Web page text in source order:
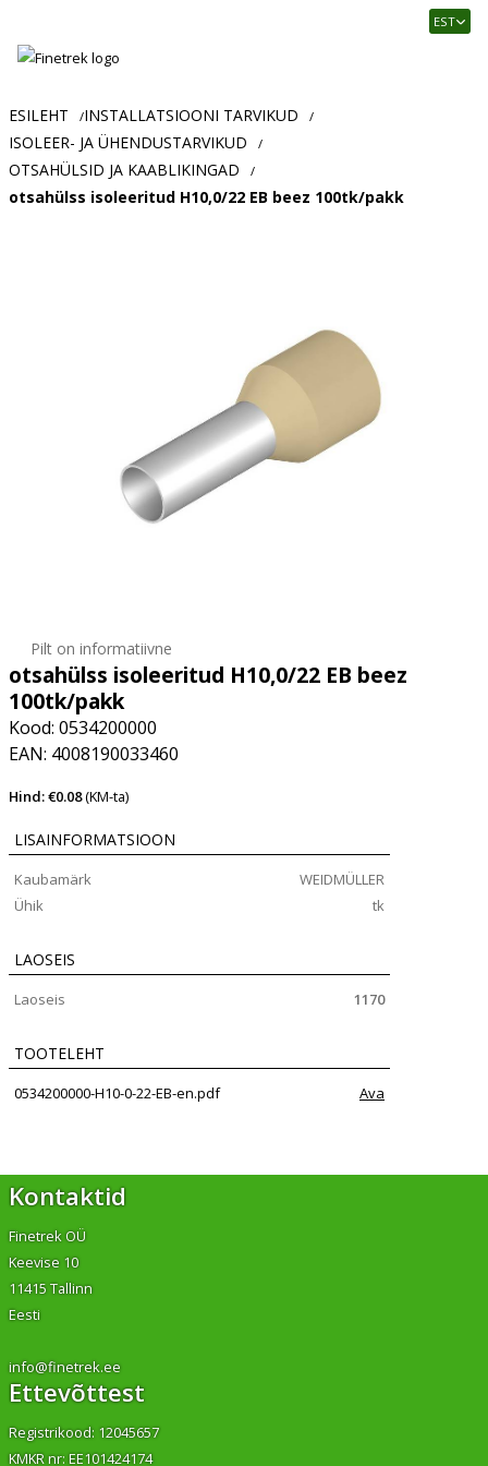
Usaldusväärne
ja
tööstusautomaatika
pood
EST
ESILEHT /INSTALLATSIOONI TARVIKUD /
ISOLEER- JA ÜHENDUSTARVIKUD /
OTSAHÜLSID JA KAABLIKINGAD /
otsahülss isoleeritud H10,0/22 EB beez 100tk/pakk
Pilt on informatiivne
otsahülss isoleeritud H10,0/22 EB beez
100tk/pakk
Kood: 0534200000
EAN: 4008190033460
Hind: €0.08(KM-ta)
LISAINFORMATSIOON
Kaubamärk
WEIDMÜLLER
Ühik
tk
LAOSEIS
Laoseis 1170
TOOTELEHT
0534200000-H10-0-22-EB-en.pdf Ava
Kontaktid
Finetrek OÜ
Keevise 10
11415 Tallinn
Eesti
info@finetrek.ee
Ettevõttest
Registrikood: 12045657
KMKR nr: EE101424174